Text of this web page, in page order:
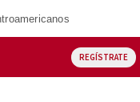
REGÍSTRATE